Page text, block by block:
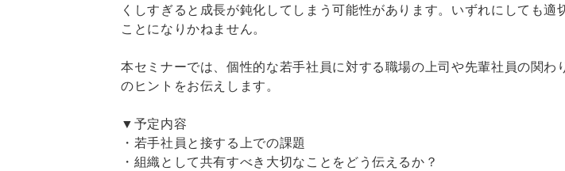
くしすぎると成長が鈍化してしまう可能性があります。いずれにしても
ことになりかねません。
本セミナーでは、個性的な若手社員に対する職場の上司や先輩社員の関
のヒントをお伝えします。
▼予定内容
・若手社員と接する上での課題
・組織として共有すべき大切なことをどう伝えるか？